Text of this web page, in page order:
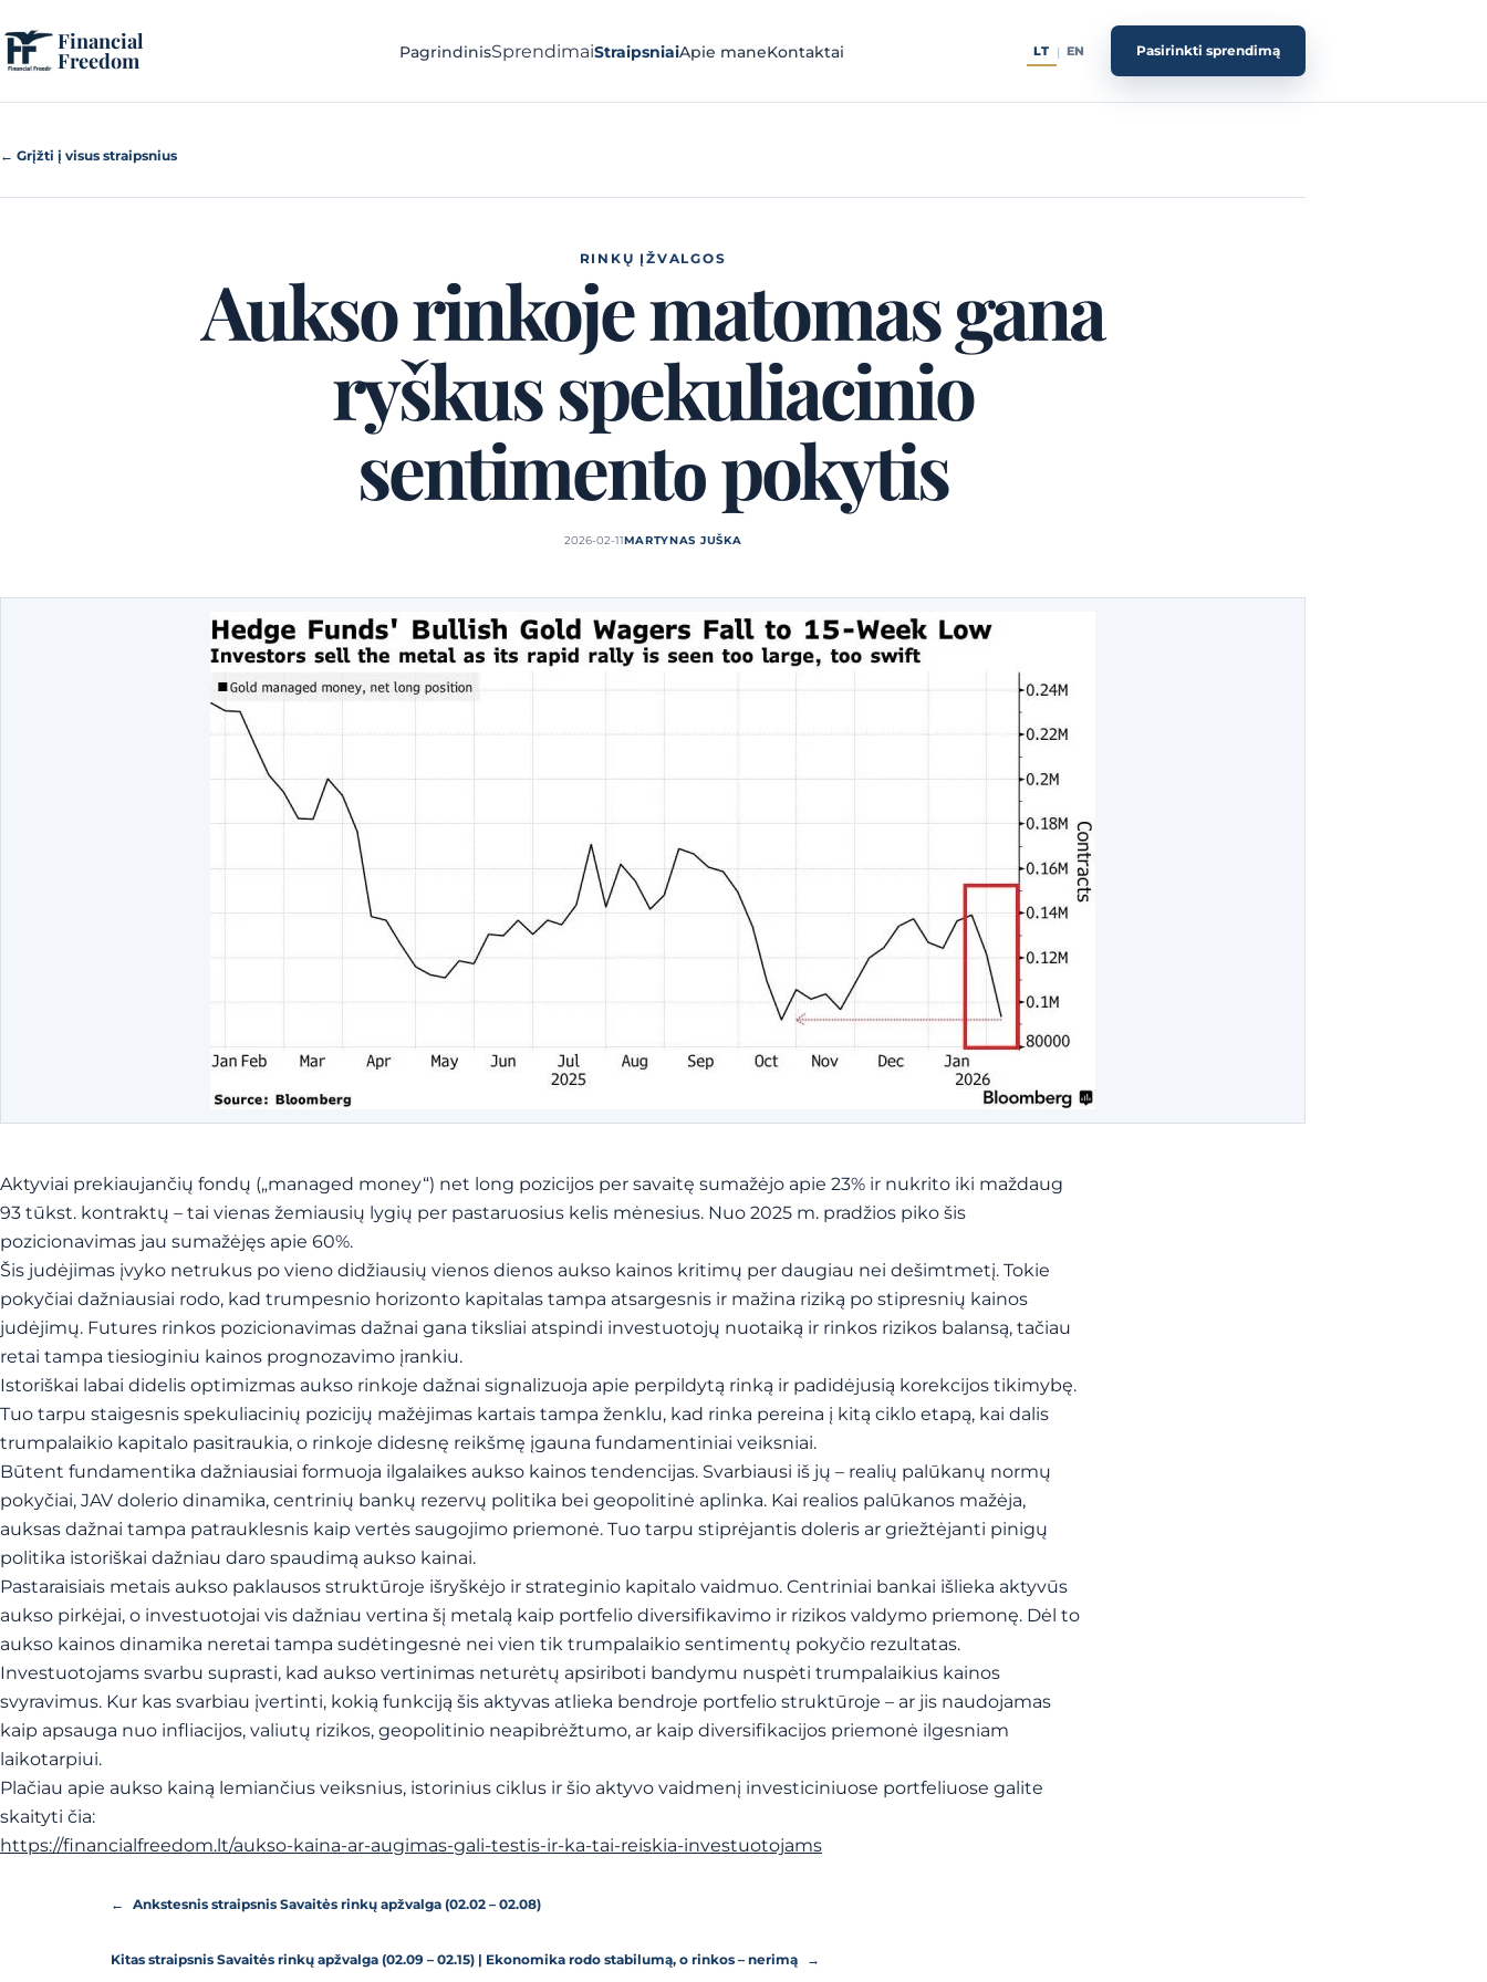
Financial
Freedom PagrindinisSprendimaiStraipsniaiApie maneKontaktai LT | EN Pasirinkti sprendimą
← Grįžti į visus straipsnius
RINKŲ ĮŽVALGOS
Aukso rinkoje matomas gana
ryškus spekuliacinio
sentimentо pokytis
2026-02-11MARTYNAS JUŠKA
Aktyviai prekiaujančių fondų („managed money“) net long pozicijos per savaitę sumažėjo apie 23% ir nukrito iki maždaug
93 tūkst. kontraktų – tai vienas žemiausių lygių per pastaruosius kelis mėnesius. Nuo 2025 m. pradžios piko šis
pozicionavimas jau sumažėjęs apie 60%.
Šis judėjimas įvyko netrukus po vieno didžiausių vienos dienos aukso kainos kritimų per daugiau nei dešimtmetį. Tokie
pokyčiai dažniausiai rodo, kad trumpesnio horizonto kapitalas tampa atsargesnis ir mažina riziką po stipresnių kainos
judėjimų. Futures rinkos pozicionavimas dažnai gana tiksliai atspindi investuotojų nuotaiką ir rinkos rizikos balansą, tačiau
retai tampa tiesioginiu kainos prognozavimo įrankiu.
Istoriškai labai didelis optimizmas aukso rinkoje dažnai signalizuoja apie perpildytą rinką ir padidėjusią korekcijos tikimybę.
Tuo tarpu staigesnis spekuliacinių pozicijų mažėjimas kartais tampa ženklu, kad rinka pereina į kitą ciklo etapą, kai dalis
trumpalaikio kapitalo pasitraukia, o rinkoje didesnę reikšmę įgauna fundamentiniai veiksniai.
Būtent fundamentika dažniausiai formuoja ilgalaikes aukso kainos tendencijas. Svarbiausi iš jų – realių palūkanų normų
pokyčiai, JAV dolerio dinamika, centrinių bankų rezervų politika bei geopolitinė aplinka. Kai realios palūkanos mažėja,
auksas dažnai tampa patrauklesnis kaip vertės saugojimo priemonė. Tuo tarpu stiprėjantis doleris ar griežtėjanti pinigų
politika istoriškai dažniau daro spaudimą aukso kainai.
Pastaraisiais metais aukso paklausos struktūroje išryškėjo ir strateginio kapitalo vaidmuo. Centriniai bankai išlieka aktyvūs
aukso pirkėjai, o investuotojai vis dažniau vertina šį metalą kaip portfelio diversifikavimo ir rizikos valdymo priemonę. Dėl to
aukso kainos dinamika neretai tampa sudėtingesnė nei vien tik trumpalaikio sentimentų pokyčio rezultatas.
Investuotojams svarbu suprasti, kad aukso vertinimas neturėtų apsiriboti bandymu nuspėti trumpalaikius kainos
svyravimus. Kur kas svarbiau įvertinti, kokią funkciją šis aktyvas atlieka bendroje portfelio struktūroje – ar jis naudojamas
kaip apsauga nuo infliacijos, valiutų rizikos, geopolitinio neapibrėžtumo, ar kaip diversifikacijos priemonė ilgesniam
laikotarpiui.
Plačiau apie aukso kainą lemiančius veiksnius, istorinius ciklus ir šio aktyvo vaidmenį investiciniuose portfeliuose galite
skaityti čia:
https://financialfreedom.lt/aukso-kaina-ar-augimas-gali-testis-ir-ka-tai-reiskia-investuotojams
← Ankstesnis straipsnis Savaitės rinkų apžvalga (02.02 – 02.08)
Kitas straipsnis Savaitės rinkų apžvalga (02.09 – 02.15) | Ekonomika rodo stabilumą, o rinkos – nerimą →